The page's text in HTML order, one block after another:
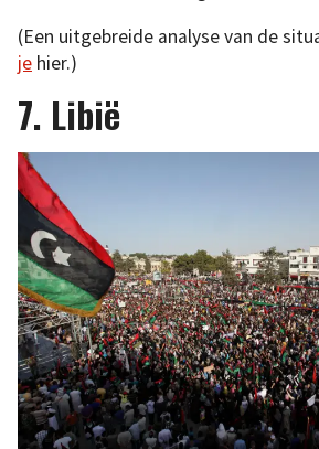
(Een uitgebreide analyse van de
je hier.)
7. Libië